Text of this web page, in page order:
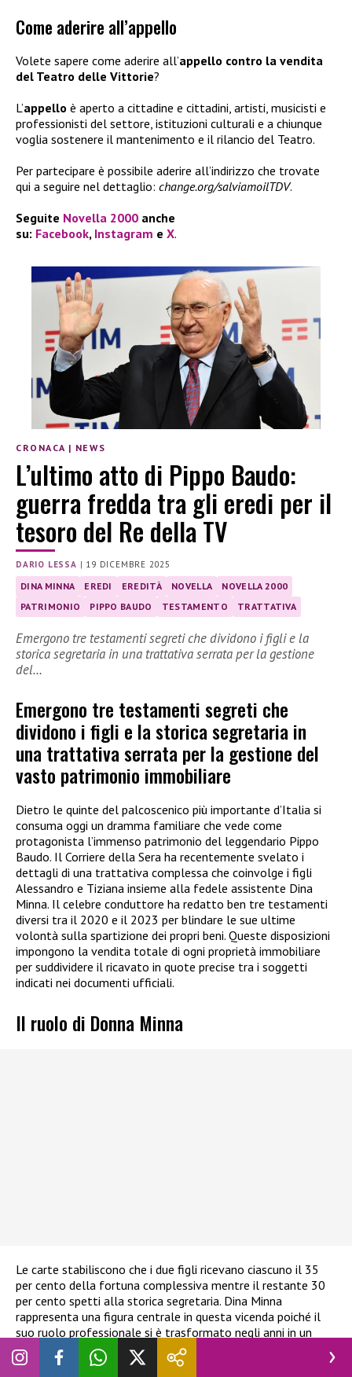
Come aderire all’appello
Volete sapere come aderire all’appello contro la vendita
del Teatro delle Vittorie?
L’appello è aperto a cittadine e cittadini, artisti, musicisti e
professionisti del settore, istituzioni culturali e a chiunque
voglia sostenere il mantenimento e il rilancio del Teatro.
Per partecipare è possibile aderire all’indirizzo che trovate
qui a seguire nel dettaglio: change.org/salviamoilTDV.
Seguite Novella 2000 anche
su: Facebook, Instagram e X.
CRONACA | NEWS
L’ultimo atto di Pippo Baudo:
guerra fredda tra gli eredi per il
tesoro del Re della TV
DARIO LESSA | 19 DICEMBRE 2025
DINA MINNA EREDI EREDITÀ NOVELLA
NOVELLA 2000
PATRIMONIO
PIPPO BAUDO TESTAMENTO TRATTATIVA
Emergono tre testamenti segreti che dividono i figli e la
storica segretaria in una trattativa serrata per la gestione
del…
Emergono tre testamenti segreti che
dividono i figli e la storica segretaria in
una trattativa serrata per la gestione del
vasto patrimonio immobiliare
Dietro le quinte del palcoscenico più importante d’Italia si
consuma oggi un dramma familiare che vede come
protagonista l’immenso patrimonio del leggendario Pippo
Baudo. Il Corriere della Sera ha recentemente svelato i
dettagli di una trattativa complessa che coinvolge i figli
Alessandro e Tiziana insieme alla fedele assistente Dina
Minna. Il celebre conduttore ha redatto ben tre testamenti
diversi tra il 2020 e il 2023 per blindare le sue ultime
volontà sulla spartizione dei propri beni. Queste disposizioni
impongono la vendita totale di ogni proprietà immobiliare
per suddividere il ricavato in quote precise tra i soggetti
indicati nei documenti ufficiali.
Il ruolo di Donna Minna
Le carte stabiliscono che i due figli ricevano ciascuno il 35
per cento della fortuna complessiva mentre il restante 30
per cento spetti alla storica segretaria. Dina Minna
rappresenta una figura centrale in questa vicenda poiché il
suo ruolo professionale si è trasformato negli anni in un
legame affettivo quasi filiale. Proprio questa distribuzione
della ricchezza avrebbe innescato un confronto serrato tra